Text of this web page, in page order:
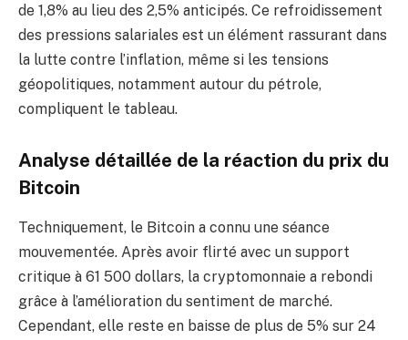
de 1,8% au lieu des 2,5% anticipés. Ce refroidissement
des pressions salariales est un élément rassurant dans
la lutte contre l’inflation, même si les tensions
géopolitiques, notamment autour du pétrole,
compliquent le tableau.
Analyse détaillée de la réaction du prix du
Bitcoin
Techniquement, le Bitcoin a connu une séance
mouvementée. Après avoir flirté avec un support
critique à 61 500 dollars, la cryptomonnaie a rebondi
grâce à l’amélioration du sentiment de marché.
Cependant, elle reste en baisse de plus de 5% sur 24